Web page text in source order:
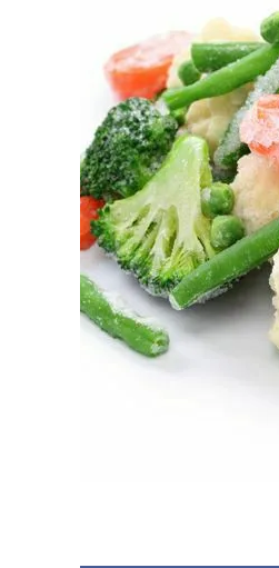
メイクアップ
ヘアケア
敏感肌・アトピー
OEM
原料・素材
通販
美容室・サロン
海外
Pharmaceuticals &
患者調査
ドクター調査
モダリティ
がん
精神神経
呼吸器・免疫
デジ
その